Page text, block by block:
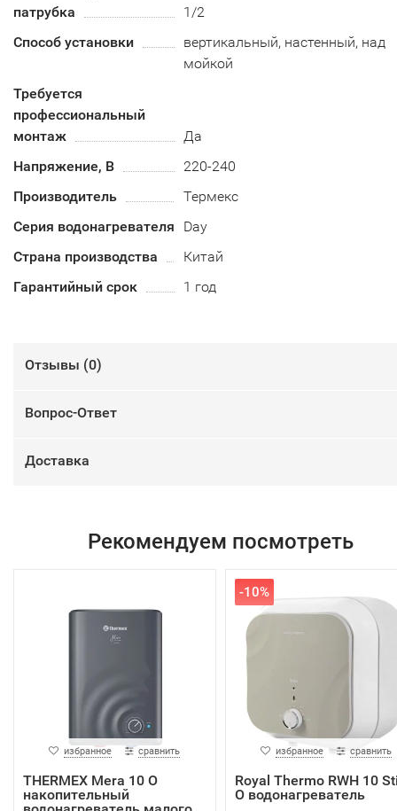
патрубка
1/2
Способ установки
вертикальный, настенный, над
мойкой
Требуется
профессиональный
монтаж
Да
Напряжение, В
220-240
Производитель
Термекс
Серия водонагревателя
Day
Страна производства
Китай
Гарантийный срок
1 год
Отзывы (0)
Вопрос-Ответ
Доставка
Рекомендуем посмотреть
избранное сравнить
THERMEX Mera 10 O
накопительный
-10%
избранное сравнить
Royal Thermo RWH 10
O водонагреватель